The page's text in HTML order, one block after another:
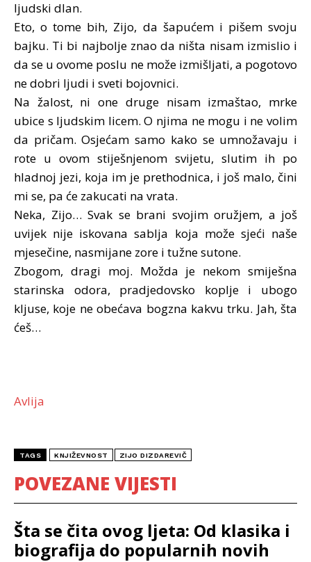
ljudski dlan.
Eto, o tome bih, Zijo, da šapućem i pišem svoju
bajku. Ti bi najbolje znao da ništa nisam izmislio i
da se u ovome poslu ne može izmišljati, a pogotovo
ne dobri ljudi i sveti bojovnici.
Na žalost, ni one druge nisam izmaštao, mrke
ubice s ljudskim licem. O njima ne mogu i ne volim
da pričam. Osjećam samo kako se umnožavaju i
rote u ovom stiješnjenom svijetu, slutim ih po
hladnoj jezi, koja im je prethodnica, i još malo, čini
mi se, pa će zakucati na vrata.
Neka, Zijo… Svak se brani svojim oružjem, a još
uvijek nije iskovana sablja koja može sjeći naše
mjesečine, nasmijane zore i tužne sutone.
Zbogom, dragi moj. Možda je nekom smiješna
starinska odora, pradjedovsko koplje i ubogo
kljuse, koje ne obećava bogzna kakvu trku. Jah, šta
ćeš…
Avlija
TAGS KNJIŽEVNOST ZIJO DIZDAREVIČ
POVEZANE VIJESTI
Šta se čita ovog ljeta: Od klasika i
biografija do popularnih novih